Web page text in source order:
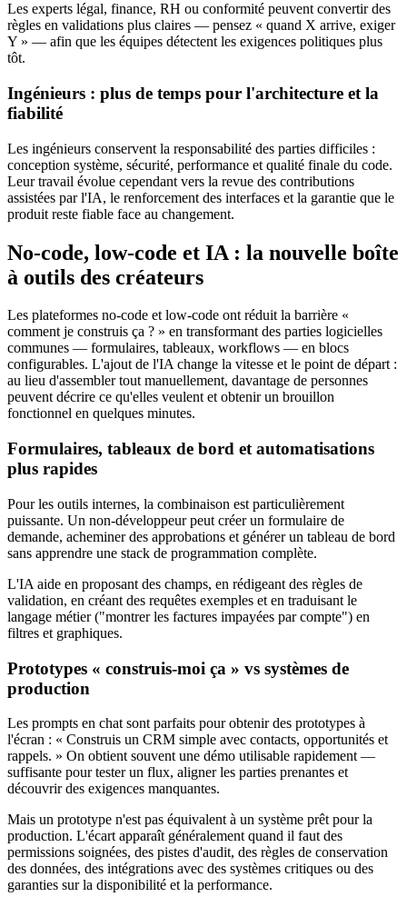
Les experts légal, finance, RH ou conformité peuvent convertir des
règles en validations plus claires — pensez « quand X arrive, exiger
Y » — afin que les équipes détectent les exigences politiques plus
tôt.
Ingénieurs : plus de temps pour l'architecture et la
fiabilité
Les ingénieurs conservent la responsabilité des parties difficiles :
conception système, sécurité, performance et qualité finale du code.
Leur travail évolue cependant vers la revue des contributions
assistées par l'IA, le renforcement des interfaces et la garantie que le
produit reste fiable face au changement.
No-code, low-code et IA : la nouvelle boîte
à outils des créateurs
Les plateformes no-code et low-code ont réduit la barrière «
comment je construis ça ? » en transformant des parties logicielles
communes — formulaires, tableaux, workflows — en blocs
configurables. L'ajout de l'IA change la vitesse et le point de départ :
au lieu d'assembler tout manuellement, davantage de personnes
peuvent décrire ce qu'elles veulent et obtenir un brouillon
fonctionnel en quelques minutes.
Formulaires, tableaux de bord et automatisations
plus rapides
Pour les outils internes, la combinaison est particulièrement
puissante. Un non‑développeur peut créer un formulaire de
demande, acheminer des approbations et générer un tableau de bord
sans apprendre une stack de programmation complète.
L'IA aide en proposant des champs, en rédigeant des règles de
validation, en créant des requêtes exemples et en traduisant le
langage métier ("montrer les factures impayées par compte") en
filtres et graphiques.
Prototypes « construis‑moi ça » vs systèmes de
production
Les prompts en chat sont parfaits pour obtenir des prototypes à
l'écran : « Construis un CRM simple avec contacts, opportunités et
rappels. » On obtient souvent une démo utilisable rapidement —
suffisante pour tester un flux, aligner les parties prenantes et
découvrir des exigences manquantes.
Mais un prototype n'est pas équivalent à un système prêt pour la
production. L'écart apparaît généralement quand il faut des
permissions soignées, des pistes d'audit, des règles de conservation
des données, des intégrations avec des systèmes critiques ou des
garanties sur la disponibilité et la performance.